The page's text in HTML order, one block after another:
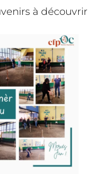
à découvrir